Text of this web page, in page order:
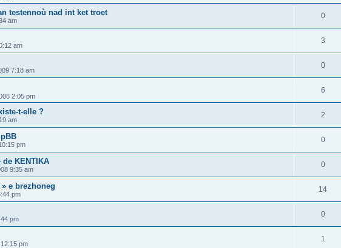
testennoù nad int ket troet
am
0
am
3
7:18 am
0
2:05 pm
6
t-elle ?
am
2
pm
0
KENTIKA
9:35 am
0
e brezhoneg
pm
14
pm
0
pm
1